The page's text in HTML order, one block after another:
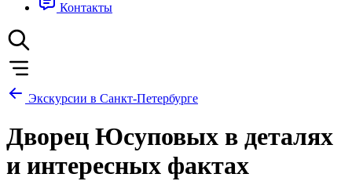
Контакты
Экскурсии в Санкт-Петербурге
Дворец Юсуповых в деталях
и интересных фактах